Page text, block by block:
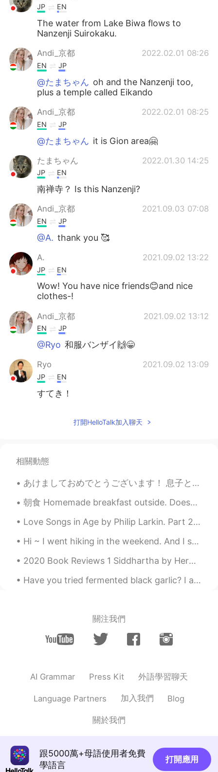
JP EN
The water from Lake Biwa flows to
Nanzenji Suirokaku.
Andi_京都 2022.02.01 08:26
EN JP
@たまちゃん oh and the Nanzenji too,
plus a temple called Eikando
Andi_京都 2022.02.01 08:25
EN JP
@たまちゃん it is Gion area🤗
たまちゃん 2022.01.30 14:25
JP EN
南禅寺？ Is this Nanzenji?
Andi_京都 2021.09.03 07:08
EN JP
@A. thank you 🥰
A. 2021.09.02 13:22
JP EN
Wow! You have nice friends😊and nice
clothes-!
Andi_京都 2021.09.02 13:12
EN JP
@Ryo 和服バンザイ🙌😁
Ryo 2021.09.02 13:09
JP EN
すてき！
打開HelloTalk加入聊天
相關動態
あけましておめでとうございます！ 息子と一緒に毛布の本塁を作ってボールを落ちるのを見ました。 次の日ココアを飲んで「We Can Be Heroes」を見ています。 じゃ、今年もっと日本語で話し...
朝食 Homemade breakfast outside. Doesn't look the most appetizing but was tasty! Have a great day e...
Love Songs in Age by Philip Larkin. Part 2 of 2. The glare of that much-mentioned brilliance, l...
Hi ~ I went hiking in the weekend. And I saw a lot of cute mushrooms 😁 The mushroom in photo 5 l...
2020 Book Reviews 1 Siddhartha by Herman Hesse This is a very special novel for me. I've rea...
Have you tried fermented black garlic? I ate it for the first time recently. It has a glutinous t...
關注我們
AI Grammar Press Kit 外語學習聊天
Language Partners 加入我們 Blog
關於我們
跟5000萬+母語使用者免費
學語言
打開應用